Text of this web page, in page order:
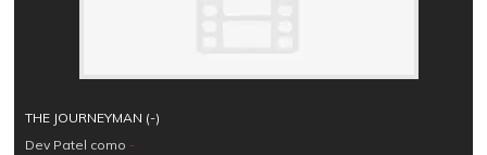
THE JOURNEYMAN (-)
Dev Patel como -